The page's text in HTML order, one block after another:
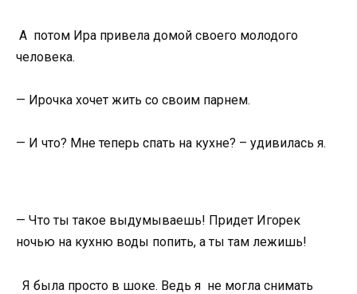
А потом Ира привела домой своего молодого
человека.
— Ирочка хочет жить со своим парнем.
— И что? Мне теперь спать на кухне? – удивилась я.
— Что ты такое выдумываешь! Придет Игорек
ночью на кухню воды попить, а ты там лежишь!
Я была просто в шоке. Ведь я не могла снимать